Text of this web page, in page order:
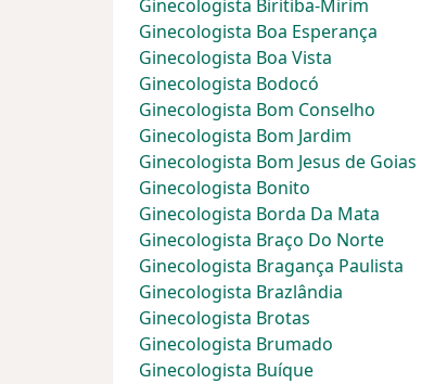
Ginecologista Biritiba-Mirim
Ginecologista Boa Esperança
Ginecologista Boa Vista
Ginecologista Bodocó
Ginecologista Bom Conselho
Ginecologista Bom Jardim
Ginecologista Bom Jesus de Goias
Ginecologista Bonito
Ginecologista Borda Da Mata
Ginecologista Braço Do Norte
Ginecologista Bragança Paulista
Ginecologista Brazlândia
Ginecologista Brotas
Ginecologista Brumado
Ginecologista Buíque